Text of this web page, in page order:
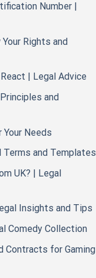
Number |
Rights and
| Legal Advice
and
Needs
and Templates
UK? | Legal
Insights and Tips
Comedy Collection
Contracts for Gaming